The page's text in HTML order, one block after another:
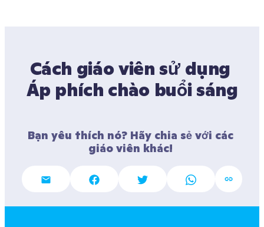
Cách giáo viên sử dụng
Áp phích chào buổi sáng
Bạn yêu thích nó? Hãy chia sẻ với các
giáo viên khác!